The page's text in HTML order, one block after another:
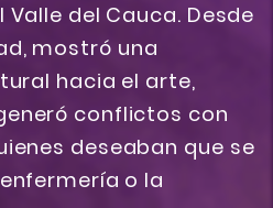
Valle del Cauca. Desde
mostró una
hacia el arte,
conflictos con
deseaban que se
o la